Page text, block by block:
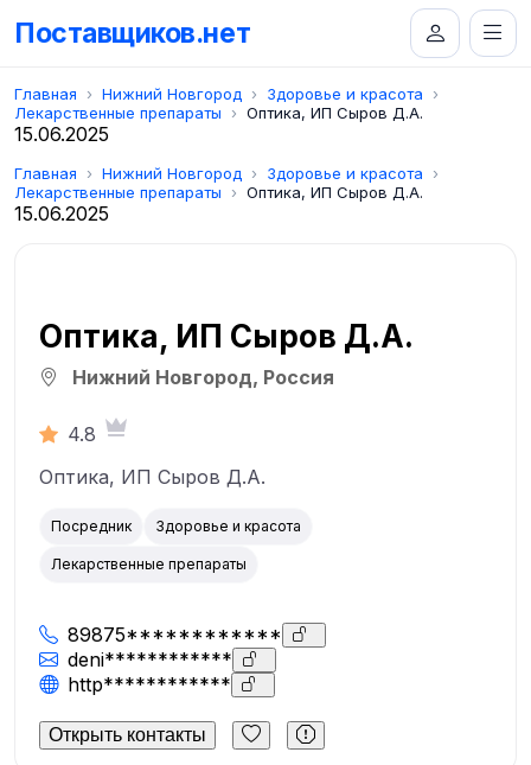
Поставщиков.нет
Главная Нижний Новгород
Здоровье и красота
Лекарственные препараты
Оптика, ИП Сыров Д.А.
15.06.2025
Главная Нижний Новгород
Здоровье и красота
Лекарственные препараты
Оптика, ИП Сыров Д.А.
15.06.2025
Оптика, ИП Сыров Д.А.
Нижний Новгород, Россия
4.8
Оптика, ИП Сыров Д.А.
Посредник Здоровье и красота
Лекарственные препараты
89875************
deni************
http************
Открыть контакты